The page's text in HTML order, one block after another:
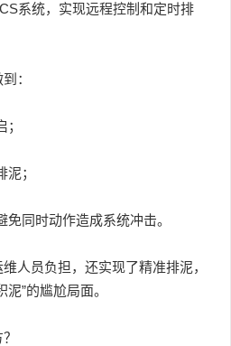
系统，实现远程控制和定时排
：
；
同时动作造成系统冲击。
员负担，还实现了精准排泥，
”的尴尬局面。